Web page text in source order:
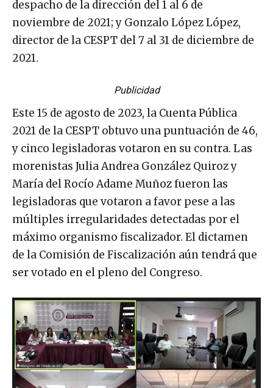
despacho de la dirección del 1 al 6 de
noviembre de 2021; y Gonzalo López López,
director de la CESPT del 7 al 31 de diciembre de
2021.
Publicidad
Este 15 de agosto de 2023, la Cuenta Pública
2021 de la CESPT obtuvo una puntuación de 46,
y cinco legisladoras votaron en su contra. Las
morenistas Julia Andrea González Quiroz y
María del Rocío Adame Muñoz fueron las
legisladoras que votaron a favor pese a las
múltiples irregularidades detectadas por el
máximo organismo fiscalizador. El dictamen
de la Comisión de Fiscalización aún tendrá que
ser votado en el pleno del Congreso.